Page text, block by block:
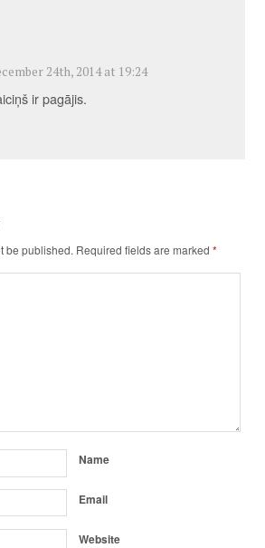
24th, 2014 at 19:24
ir pagājis.
be published. Required fields are marked*
Name
Email
Website